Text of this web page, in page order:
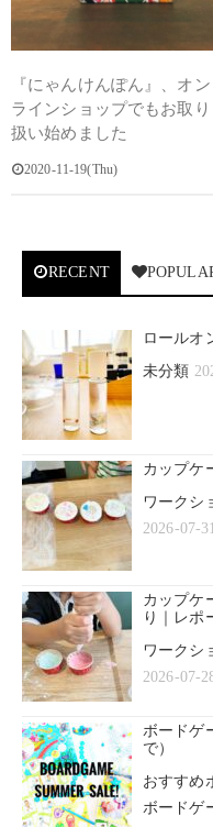
『にゃんけんぽん』、オン
ラインショップでもお取り
扱い始めました
2020-11-19(Thu)
RECENT
ロールオ
未分類
カップケ
ワークシ
2026-07-
カップケ
り｜レポ
ワークシ
2026-07-
ボードゲ
で）
おすすめ
ボードゲ